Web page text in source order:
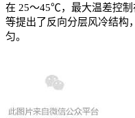
在 25～45℃，最大温差控
等提出了反向分层风冷结构
匀。